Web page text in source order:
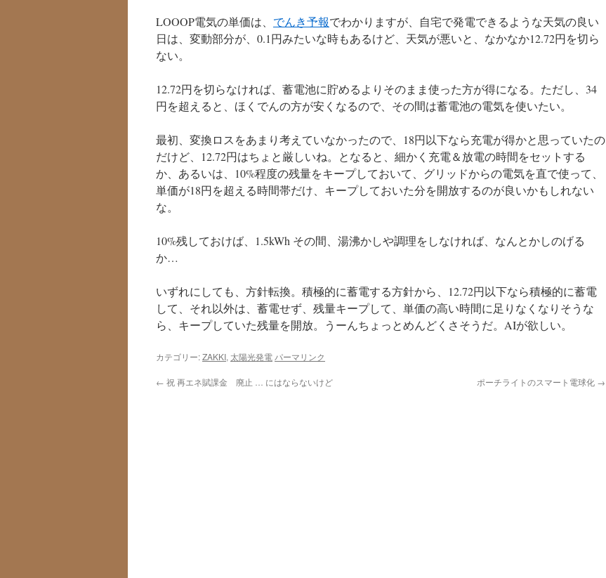
LOOOP電気の単価は、 でんき予報でわかりますが、自宅で発電できるような天気の良い
日は、変動部分が、0.1円みたいな時もあるけど、天気が悪いと、なかなか12.72円を切ら
ない。
12.72円を切らなければ、蓄電池に貯めるよりそのまま使った方が得になる。ただし、34
円を超えると、ほくでんの方が安くなるので、その間は蓄電池の電気を使いたい。
最初、変換ロスをあまり考えていなかったので、18円以下なら充電が得かと思っていたの
だけど、12.72円はちょと厳しいね。となると、細かく充電＆放電の時間をセットする
か、あるいは、10%程度の残量をキープしておいて、グリッドからの電気を直で使って、
単価が18円を超える時間帯だけ、キープしておいた分を開放するのが良いかもしれない
な。
10%残しておけば、1.5kWh その間、湯沸かしや調理をしなければ、なんとかしのげる
か…
いずれにしても、方針転換。積極的に蓄電する方針から、12.72円以下なら積極的に蓄電
して、それ以外は、蓄電せず、残量キープして、単価の高い時間に足りなくなりそうな
ら、キープしていた残量を開放。うーんちょっとめんどくさそうだ。AIが欲しい。
カテゴリー:ZAKKI, 太陽光発電 パーマリンク
← 祝 再エネ賦課金 廃止 … にはならないけど ポーチライトのスマート電球化 →